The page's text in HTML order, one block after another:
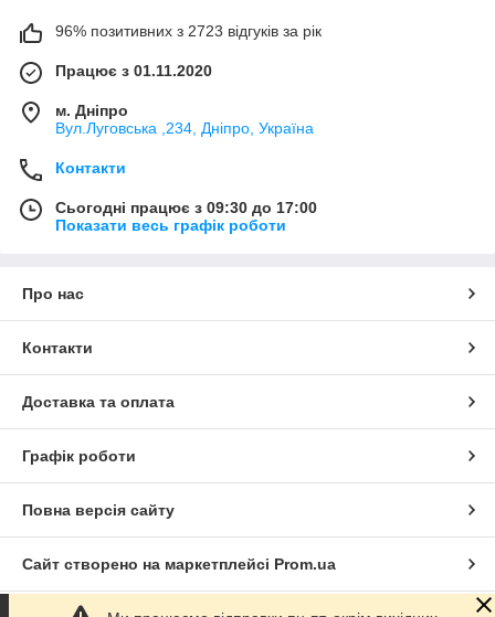
96% позитивних з 2723 відгуків за рік
Працює з 01.11.2020
м. Дніпро
Вул.Луговська ,234, Дніпро, Україна
Контакти
Сьогодні працює з 09:30 до 17:00
Показати весь графік роботи
Про нас
Контакти
Доставка та оплата
Графік роботи
Повна версія сайту
Сайт створено на маркетплейсі Prom.ua